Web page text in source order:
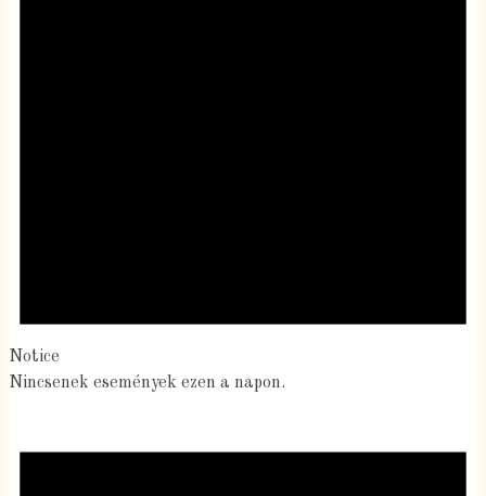
Notice
Nincsenek események ezen a napon.